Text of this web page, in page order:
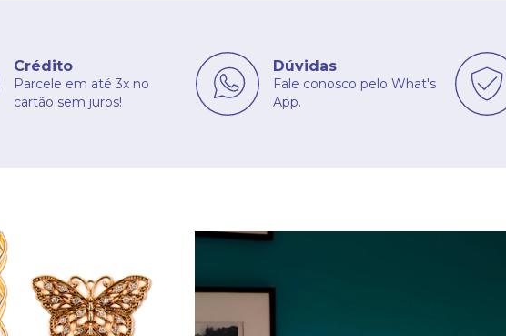
Crédito
Parcele em até 3x no
cartão sem juros!
Dúvidas
Fale conosco pelo What's
App.